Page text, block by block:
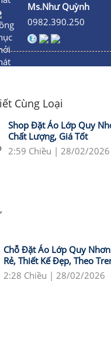
Ms.Như Quỳnh
0982.390.250
Cùng Loại
Shop Đặt Áo Lớp Quy
Chất Lượng, Giá Tốt
2:59 Chiều | 28/02/2026
Chỗ Đặt Áo Lớp Quy
Rẻ, Thiết Kế Đẹp, Theo
2:28 Chiều | 28/02/2026